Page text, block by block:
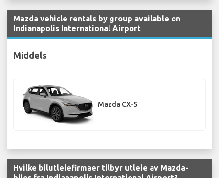
Mazda vehicle rentals by group available on
Indianapolis International Airport
Middels
Mazda CX-5
Hvilke bilutleiefirmaer tilbyr utleie av Mazda-